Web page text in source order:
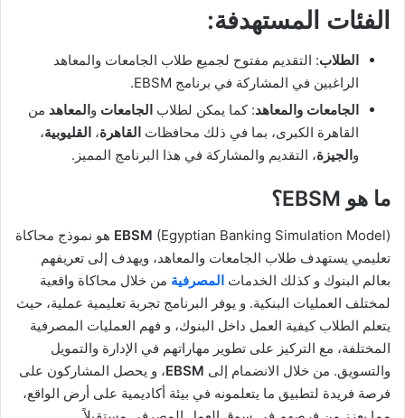
الفئات المستهدفة:
الطلاب: التقديم مفتوح لجميع طلاب الجامعات والمعاهد
الراغبين في المشاركة في برنامج EBSM.
الجامعات والمعاهد: كما يمكن لطلاب الجامعات والمعاهد من
القاهرة الكبرى، بما في ذلك محافظات القاهرة، القليوبية،
والجيزة، التقديم والمشاركة في هذا البرنامج المميز.
ما هو EBSM؟
EBSM (Egyptian Banking Simulation Model) هو نموذج محاكاة
تعليمي يستهدف طلاب الجامعات والمعاهد، ويهدف إلى تعريفهم
بعالم البنوك و كذلك الخدمات المصرفية من خلال محاكاة واقعية
لمختلف العمليات البنكية. و يوفر البرنامج تجربة تعليمية عملية، حيث
يتعلم الطلاب كيفية العمل داخل البنوك، و فهم العمليات المصرفية
المختلفة، مع التركيز على تطوير مهاراتهم في الإدارة والتمويل
والتسويق. من خلال الانضمام إلى EBSM، و يحصل المشاركون على
فرصة فريدة لتطبيق ما يتعلمونه في بيئة أكاديمية على أرض الواقع،